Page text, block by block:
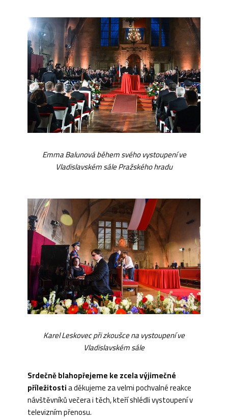
Emma Balunová během svého vystoupení ve
Vladislavském sále Pražského hradu
Karel Leskovec při zkoušce na vystoupení ve
Vladislavském sále
Srdečně blahopřejeme ke zcela výjimečné
příležitostia děkujeme za velmi pochvalné reakce
návštěvníků večera i těch, kteří shlédli vystoupení v
televizním přenosu.